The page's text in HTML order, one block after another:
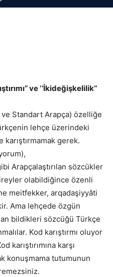
ve ‘’İkideğişkelilik’’
Standart Arapça) özelliğe
lehçe üzerindeki
karıştırmamak gerek.
Arapçalaştırılan sözcükler
olabildiğince özenli
meitfekker, arqadaşiyyâti
Ama lehçede özgün
bildikleri sözcüğü Türkçe
Kod karıştırmı oluyor
karıştırımına karşı
konuşmama tutumunun